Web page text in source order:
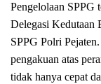
Pengelolaan SPPG
Delegasi Kedutaan
SPPG Polri
pengakuan atas
tidak hanya cepat